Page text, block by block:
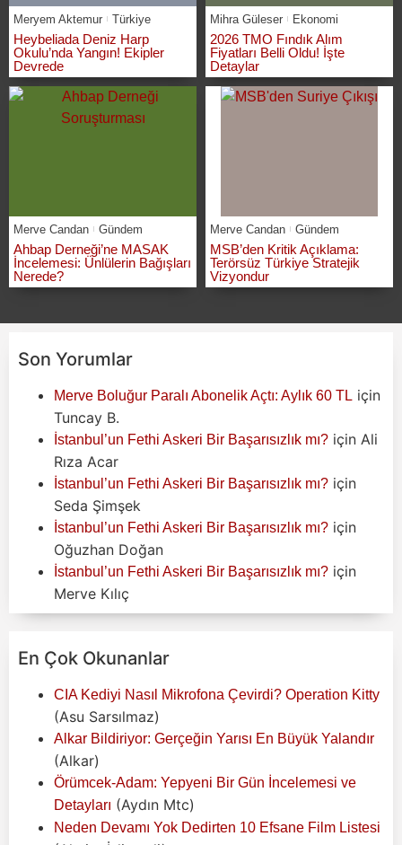
Meryem Aktemur Türkiye
Heybeliada Deniz Harp
Okulu’nda Yangın! Ekipler
Devrede
Mihra Güleser Ekonomi
2026 TMO Fındık Alım
Fiyatları Belli Oldu! İşte
Detaylar
Merve Candan Gündem
Ahbap Derneği’ne MASAK
İncelemesi: Ünlülerin Bağışları
Nerede?
Merve Candan Gündem
MSB’den Kritik Açıklama:
Terörsüz Türkiye Stratejik
Vizyondur
Son Yorumlar
Merve Boluğur Paralı Abonelik Açtı: Aylık 60 TL için
Tuncay B.
İstanbul’un Fethi Askeri Bir Başarısızlık mı? için Ali
Rıza Acar
İstanbul’un Fethi Askeri Bir Başarısızlık mı? için
Seda Şimşek
İstanbul’un Fethi Askeri Bir Başarısızlık mı? için
Oğuzhan Doğan
İstanbul’un Fethi Askeri Bir Başarısızlık mı? için
Merve Kılıç
En Çok Okunanlar
CIA Kediyi Nasıl Mikrofona Çevirdi? Operation Kitty
(Asu Sarsılmaz)
Alkar Bildiriyor: Gerçeğin Yarısı En Büyük Yalandır
(Alkar)
Örümcek-Adam: Yepyeni Bir Gün İncelemesi ve
Detayları (Aydın Mtc)
Neden Devamı Yok Dedirten 10 Efsane Film Listesi